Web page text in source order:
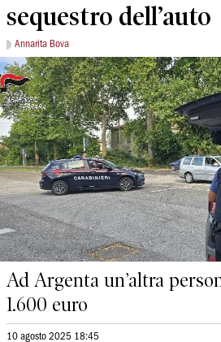
sequestro dell’auto
Annarita Bova
Ad Argenta un’altra
1.600 euro
10 agosto 2025 18:45